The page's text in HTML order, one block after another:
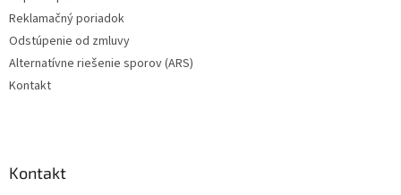
Reklamačný poriadok
Odstúpenie od zmluvy
Alternatívne riešenie sporov (ARS)
Kontakt
Kontakt